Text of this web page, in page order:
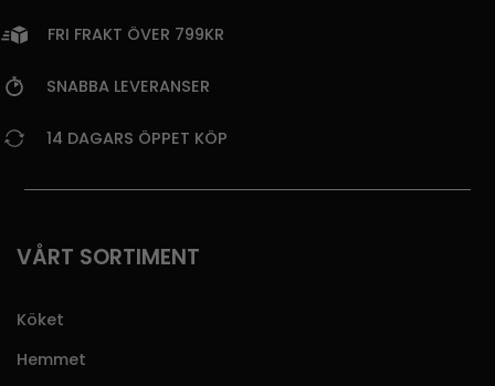
FRI FRAKT ÖVER 799KR
SNABBA LEVERANSER
14 DAGARS ÖPPET KÖP
VÅRT SORTIMENT
Köket
Hemmet